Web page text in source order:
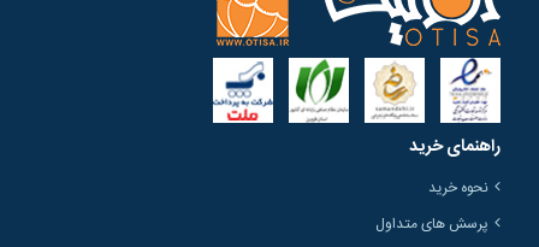
راهنمای خرید
نحوه خرید
پرسش های متداول